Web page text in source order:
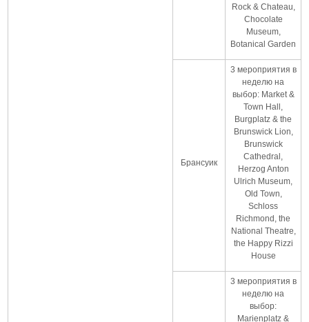
Rock & Chateau,
Chocolate
Museum,
Botanical Garden
Брансуик
3 мероприятия в
неделю на
выбор: Market &
Town Hall,
Burgplatz & the
Brunswick Lion,
Brunswick
Cathedral,
Herzog Anton
Ulrich Museum,
Old Town,
Schloss
Richmond, the
National Theatre,
the Happy Rizzi
House
3 мероприятия в
неделю на
выбор:
Marienplatz &